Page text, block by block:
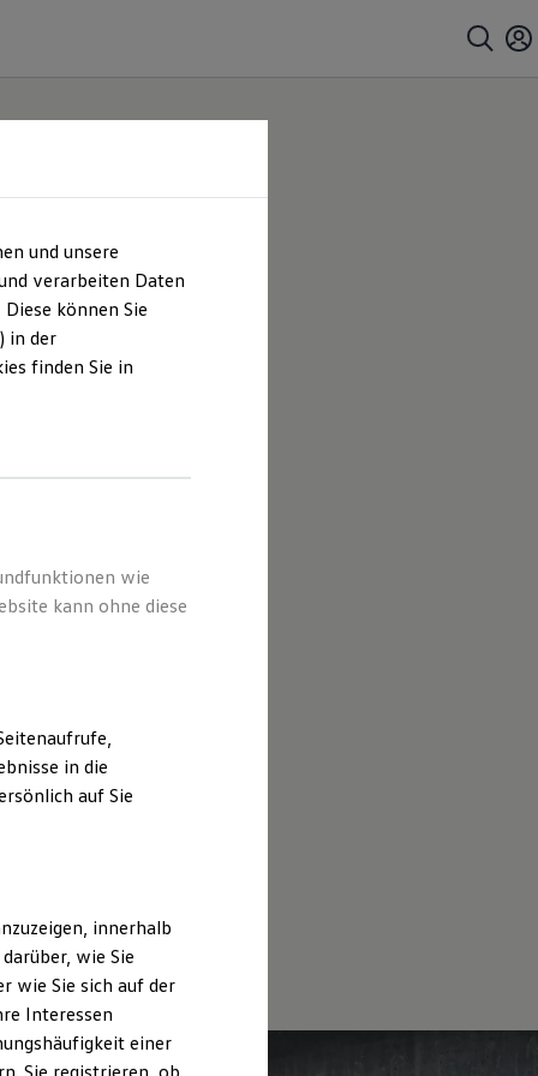
und unsere
verarbeiten Daten
können Sie
in der
finden Sie in
wie
kann ohne diese
in die
auf Sie
innerhalb
wie Sie
wie Sie sich auf der
Interessen
einer
Sie registrieren, ob